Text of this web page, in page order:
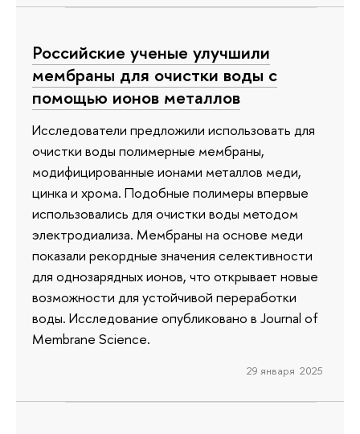
Российские ученые улучшили
мембраны для очистки воды с
помощью ионов металлов
Исследователи предложили использовать для
очистки воды полимерные мембраны,
модифицированные ионами металлов меди,
цинка и хрома. Подобные полимеры впервые
использовались для очистки воды методом
электродиализа. Мембраны на основе меди
показали рекордные значения селективности
для однозарядных ионов, что открывает новые
возможности для устойчивой переработки
воды. Исследование опубликовано в Journal of
Membrane Science.
29 января 2025